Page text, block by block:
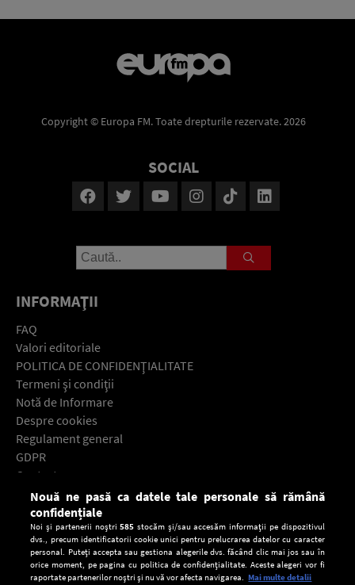
Copyright © Europa FM. Toate drepturile rezervate. 2026
SOCIAL
INFORMAŢII
FAQ
Valori editoriale
POLITICA DE CONFIDENŢIALITATE
Termeni şi condiţii
Notă de Informare
Despre cookies
Regulament general
GDPR
Contact
Descarcă gratuit aplicaţia Europa FM pentru smartphone:
Nouă ne pasă ca datele tale personale să rămână
confidențiale
Noi și partenerii noștri585 stocăm și/sau accesăm informații pe dispozitivul
dvs., precum identificatorii cookie unici pentru prelucrarea datelor cu caracter
personal. Puteți accepta sau gestiona alegerile dvs. făcând clic mai jos sau în
orice moment, pe pagina cu politica de confidențialitate. Aceste alegeri vor fi
raportate partenerilor noștri și nu vă vor afecta navigarea. Mai multe detalii